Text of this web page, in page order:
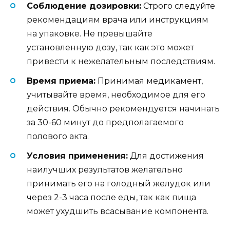
Соблюдение дозировки: Строго следуйте
рекомендациям врача или инструкциям
на упаковке. Не превышайте
установленную дозу, так как это может
привести к нежелательным последствиям.
Время приема: Принимая медикамент,
учитывайте время, необходимое для его
действия. Обычно рекомендуется начинать
за 30-60 минут до предполагаемого
полового акта.
Условия применения: Для достижения
наилучших результатов желательно
принимать его на голодный желудок или
через 2-3 часа после еды, так как пища
может ухудшить всасывание компонента.